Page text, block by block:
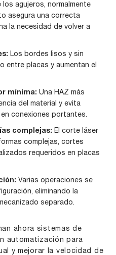
agujeros, normalmente
asegura una correcta
la necesidad de volver a
Los bordes lisos y sin
entre placas y aumentan el
mínima: Una HAZ más
del material y evita
conexiones portantes.
complejas: El corte láser
complejas, cortes
requeridos en placas
Varias operaciones se
eliminando la
separado.
ahora sistemas de
automatización para
y mejorar la velocidad de